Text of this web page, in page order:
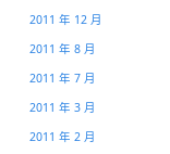
2011 年 12 月
2011 年 8 月
2011 年 7 月
2011 年 3 月
2011 年 2 月